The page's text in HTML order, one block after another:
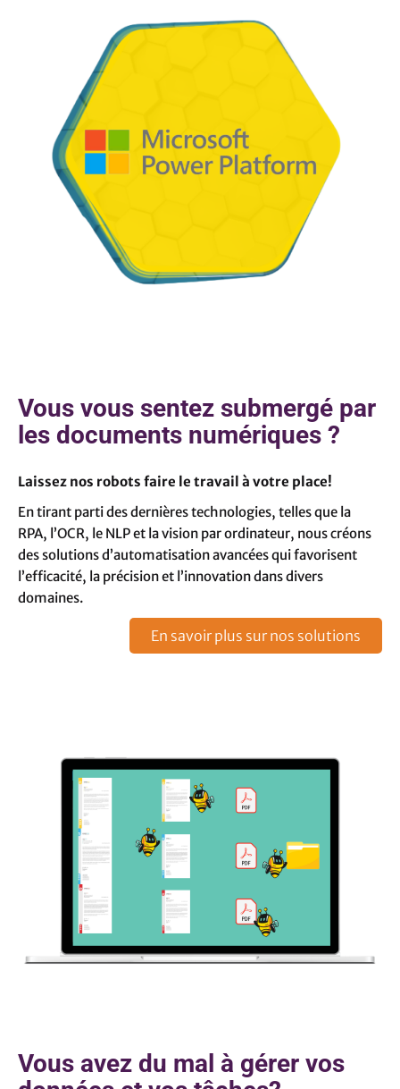
Vous vous sentez submergé par
les documents numériques ?
Laissez nos robots faire le travail à votre place!
En tirant parti des dernières technologies, telles que la
RPA, l’OCR, le NLP et la vision par ordinateur, nous créons
des solutions d’automatisation avancées qui favorisent
l’efficacité, la précision et l’innovation dans divers
domaines.
En savoir plus sur nos solutions
Vous avez du mal à gérer vos